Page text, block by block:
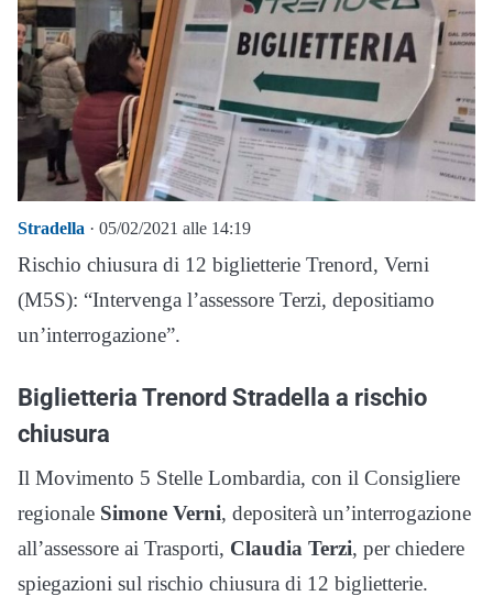
Stradella · 05/02/2021 alle 14:19
Rischio chiusura di 12 biglietterie Trenord, Verni
(M5S): “Intervenga l’assessore Terzi, depositiamo
un’interrogazione”.
Biglietteria Trenord Stradella a rischio
chiusura
Il Movimento 5 Stelle Lombardia, con il Consigliere
regionale Simone Verni, depositerà un’interrogazione
all’assessore ai Trasporti, Claudia Terzi, per chiedere
spiegazioni sul rischio chiusura di 12 biglietterie.